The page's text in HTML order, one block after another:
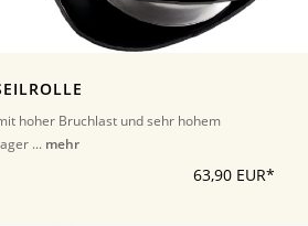
hoher Bruchlast und sehr hohem
... mehr
63,90 EUR*